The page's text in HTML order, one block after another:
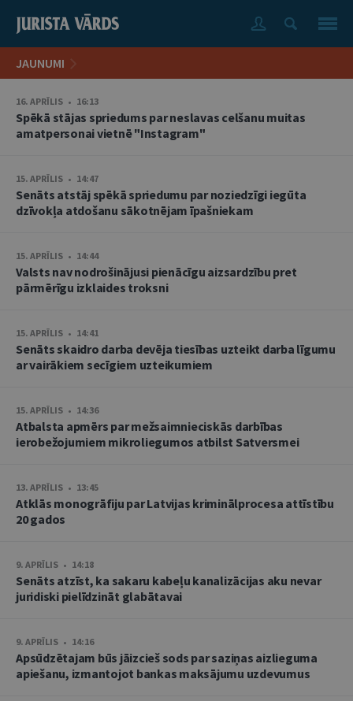
JAUNUMI
16. APRĪLIS • 16:13
Spēkā stājas spriedums par neslavas celšanu muitas
amatpersonai vietnē "Instagram"
15. APRĪLIS • 14:47
Senāts atstāj spēkā spriedumu par noziedzīgi iegūta
dzīvokļa atdošanu sākotnējam īpašniekam
15. APRĪLIS • 14:44
Valsts nav nodrošinājusi pienācīgu aizsardzību pret
pārmērīgu izklaides troksni
15. APRĪLIS • 14:41
Senāts skaidro darba devēja tiesības uzteikt darba līgumu
ar vairākiem secīgiem uzteikumiem
15. APRĪLIS • 14:36
Atbalsta apmērs par mežsaimnieciskās darbības
ierobežojumiem mikroliegumos atbilst Satversmei
13. APRĪLIS • 13:45
Atklās monogrāfiju par Latvijas kriminālprocesa attīstību
20 gados
9. APRĪLIS • 14:18
Senāts atzīst, ka sakaru kabeļu kanalizācijas aku nevar
juridiski pielīdzināt glabātavai
9. APRĪLIS • 14:16
Apsūdzētajam būs jāizcieš sods par saziņas aizlieguma
apiešanu, izmantojot bankas maksājumu uzdevumus